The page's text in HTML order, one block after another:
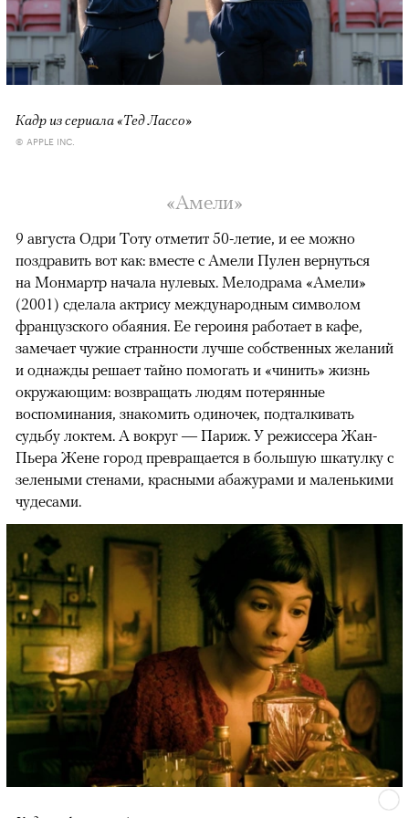
Кадр из сериала «Тед Лассо»
© APPLE INC.
«Амели»
9 августа Одри Тоту отметит 50-летие, и ее можно
поздравить вот как: вместе с Амели Пулен вернуться
на Монмартр начала нулевых. Мелодрама «Амели»
(2001) сделала актрису международным символом
французского обаяния. Ее героиня работает в кафе,
замечает чужие странности лучше собственных желаний
и однажды решает тайно помогать и «чинить» жизнь
окружающим: возвращать людям потерянные
воспоминания, знакомить одиночек, подталкивать
судьбу локтем. А вокруг — Париж. У режиссера Жан-
Пьера Жене город превращается в большую шкатулку с
зелеными стенами, красными абажурами и маленькими
чудесами.